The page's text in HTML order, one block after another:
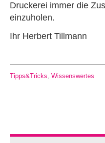
Druckerei immer die
einzuholen.
Ihr Herbert Tillmann
Tipps&Tricks Wissenswertes